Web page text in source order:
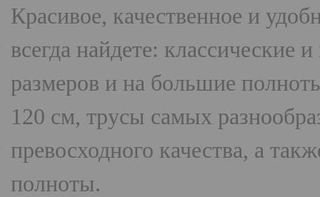
Красивое, качественное и
всегда найдете:
размеров и на большие
120 см, трусы самых
превосходного качества, а
полноты.